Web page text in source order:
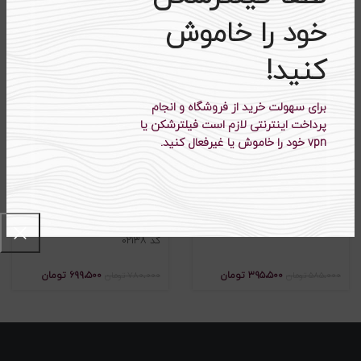
خود را خاموش
کنید!
برای سهولت خرید از فروشگاه و انجام
پرداخت اینترنتی لازم است فیلترشکن یا
vpn خود را خاموش یا غیرفعال کنید.
تومان ۵۸۹،۵۰۰ تومان
KP10
-۳۲%
اتمام موجودی
۳۹۵،۵۰۰ تومان
اتمام موجودی
کد ۰۲۱۳۸
۶۹۹،۵۰۰ تومان